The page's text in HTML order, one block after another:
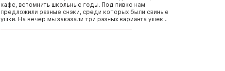
кафе, вспомнить школьные годы. Под пивко нам
предложили разные снэки, среди которых были свиные
ушки. На вечер мы заказали три разных варианта ушек...